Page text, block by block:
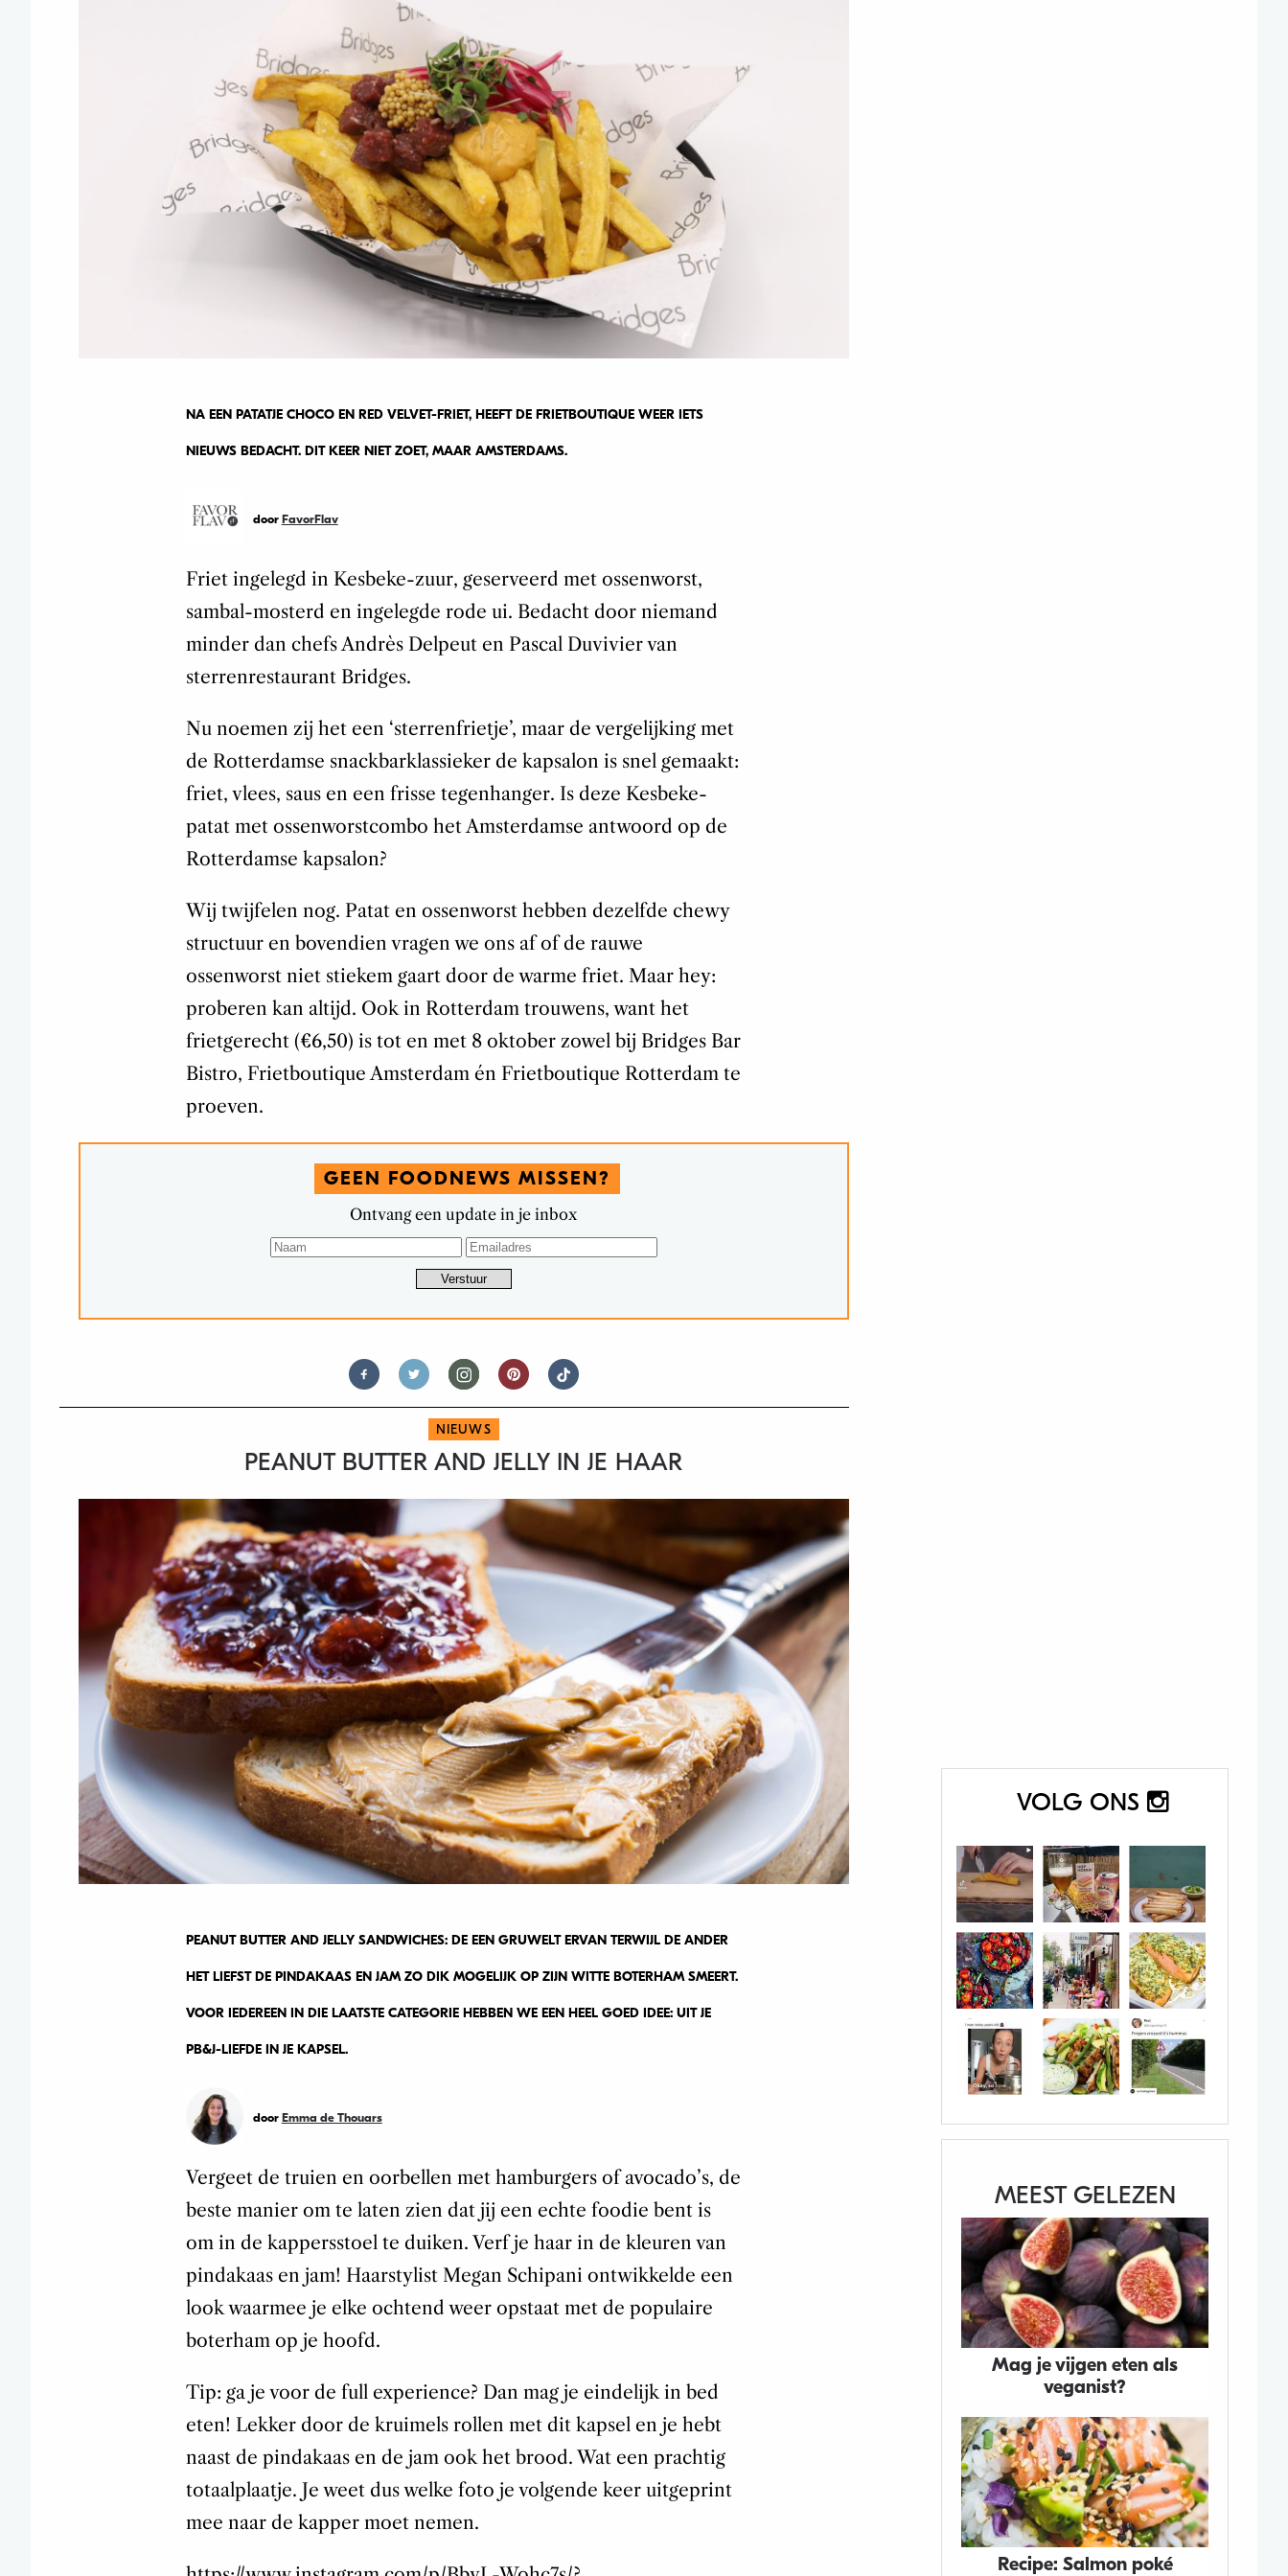
VOLG ONS
MEEST GELEZEN
Mag je vijgen eten als
veganist?
Recipe: Salmon poké
NA EEN PATATJE CHOCO EN RED VELVET-FRIET, HEEFT DE FRIETBOUTIQUE WEER IETS
NIEUWS BEDACHT. DIT KEER NIET ZOET, MAAR AMSTERDAMS.
door FavorFlav
Friet ingelegd in Kesbeke-zuur, geserveerd met ossenworst,
sambal-mosterd en ingelegde rode ui. Bedacht door niemand
minder dan chefs Andrès Delpeut en Pascal Duvivier van
sterrenrestaurant Bridges.
Nu noemen zij het een ‘sterrenfrietje’, maar de vergelijking met
de Rotterdamse snackbarklassieker de kapsalon is snel gemaakt:
friet, vlees, saus en een frisse tegenhanger. Is deze Kesbeke-
patat met ossenworstcombo het Amsterdamse antwoord op de
Rotterdamse kapsalon?
Wij twijfelen nog. Patat en ossenworst hebben dezelfde chewy
structuur en bovendien vragen we ons af of de rauwe
ossenworst niet stiekem gaart door de warme friet. Maar hey:
proberen kan altijd. Ook in Rotterdam trouwens, want het
frietgerecht (€6,50) is tot en met 8 oktober zowel bij Bridges Bar
Bistro, Frietboutique Amsterdam én Frietboutique Rotterdam te
proeven.
GEEN FOODNEWS MISSEN?
Ontvang een update in je inbox
NIEUWS
PEANUT BUTTER AND JELLY IN JE HAAR
PEANUT BUTTER AND JELLY SANDWICHES: DE EEN GRUWELT ERVAN TERWIJL DE ANDER
HET LIEFST DE PINDAKAAS EN JAM ZO DIK MOGELIJK OP ZIJN WITTE BOTERHAM SMEERT.
VOOR IEDEREEN IN DIE LAATSTE CATEGORIE HEBBEN WE EEN HEEL GOED IDEE: UIT JE
PB&J-LIEFDE IN JE KAPSEL.
door Emma de Thouars
Vergeet de truien en oorbellen met hamburgers of avocado’s, de
beste manier om te laten zien dat jij een echte foodie bent is
om in de kappersstoel te duiken. Verf je haar in de kleuren van
pindakaas en jam! Haarstylist Megan Schipani ontwikkelde een
look waarmee je elke ochtend weer opstaat met de populaire
boterham op je hoofd.
Tip: ga je voor de full experience? Dan mag je eindelijk in bed
eten! Lekker door de kruimels rollen met dit kapsel en je hebt
naast de pindakaas en de jam ook het brood. Wat een prachtig
totaalplaatje. Je weet dus welke foto je volgende keer uitgeprint
mee naar de kapper moet nemen.